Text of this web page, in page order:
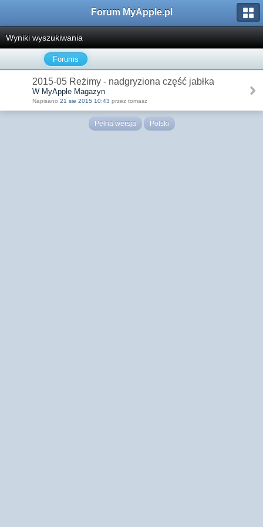
Forum MyApple.pl
Wyniki wyszukiwania
Forums
2015-05 Reżimy - nadgryziona część jabłka
W MyApple Magazyn
Napisano 21 sie 2015 10:43 przez tomasz
Pełna wersja Polski